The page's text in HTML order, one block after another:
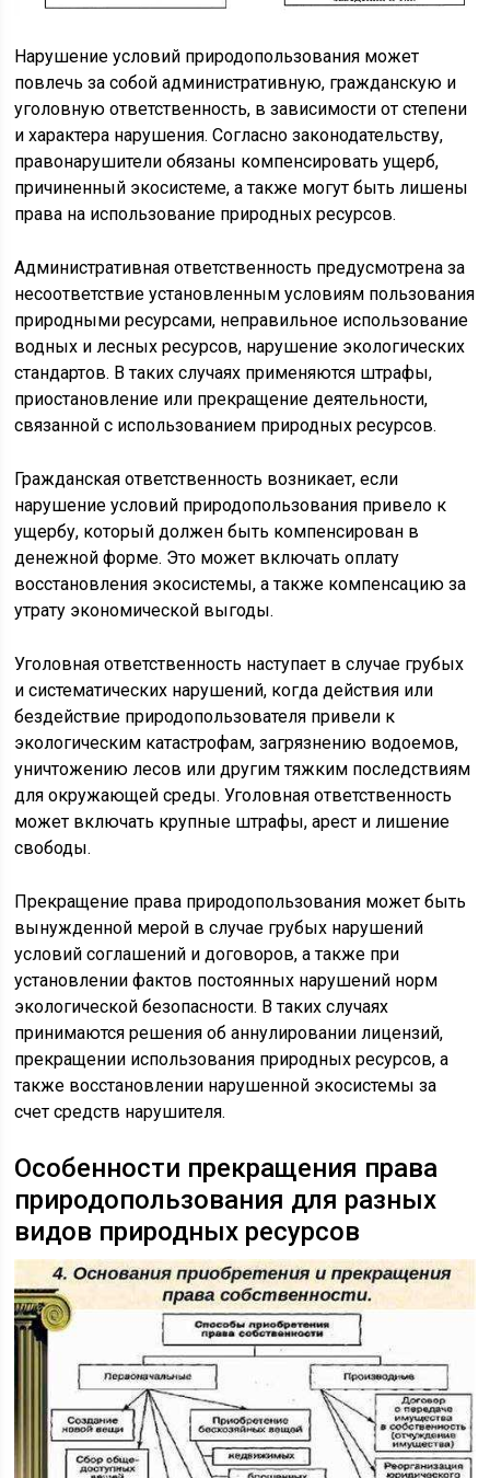
Нарушение условий природопользования может
повлечь за собой административную, гражданскую и
уголовную ответственность, в зависимости от степени
и характера нарушения. Согласно законодательству,
правонарушители обязаны компенсировать ущерб,
причиненный экосистеме, а также могут быть лишены
права на использование природных ресурсов.
Административная ответственность предусмотрена за
несоответствие установленным условиям пользования
природными ресурсами, неправильное использование
водных и лесных ресурсов, нарушение экологических
стандартов. В таких случаях применяются штрафы,
приостановление или прекращение деятельности,
связанной с использованием природных ресурсов.
Гражданская ответственность возникает, если
нарушение условий природопользования привело к
ущербу, который должен быть компенсирован в
денежной форме. Это может включать оплату
восстановления экосистемы, а также компенсацию за
утрату экономической выгоды.
Уголовная ответственность наступает в случае грубых
и систематических нарушений, когда действия или
бездействие природопользователя привели к
экологическим катастрофам, загрязнению водоемов,
уничтожению лесов или другим тяжким последствиям
для окружающей среды. Уголовная ответственность
может включать крупные штрафы, арест и лишение
свободы.
Прекращение права природопользования может быть
вынужденной мерой в случае грубых нарушений
условий соглашений и договоров, а также при
установлении фактов постоянных нарушений норм
экологической безопасности. В таких случаях
принимаются решения об аннулировании лицензий,
прекращении использования природных ресурсов, а
также восстановлении нарушенной экосистемы за
счет средств нарушителя.
Особенности прекращения права
природопользования для разных
видов природных ресурсов